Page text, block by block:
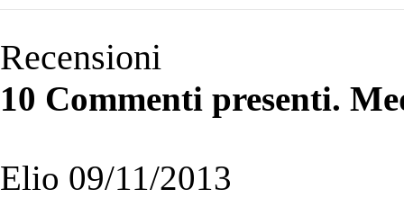
Recensioni
10 Commenti presenti.
Elio 09/11/2013